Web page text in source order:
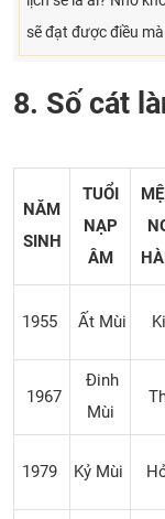
sẽ đạt được điều
8. Số cát
NĂM
SINH
TUỔI
NẠP
ÂM
1955 Ất Mùi
1967
Đinh
Mùi
1979 Kỷ Mùi